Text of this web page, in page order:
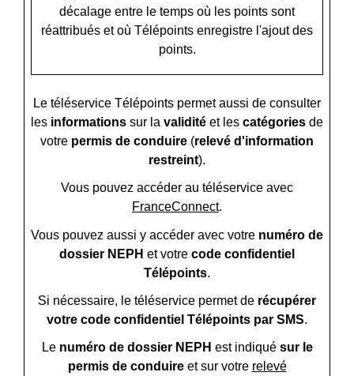
décalage entre le temps où les points sont
réattribués et où Télépoints enregistre l'ajout des
points.
Le téléservice Télépoints permet aussi de consulter
les informations sur la validité et les catégories de
votre permis de conduire (relevé d'information
restreint).
Vous pouvez accéder au téléservice avec
FranceConnect.
Vous pouvez aussi y accéder avec votre numéro de
dossier NEPH et votre code confidentiel
Télépoints.
Si nécessaire, le téléservice permet de récupérer
votre code confidentiel Télépoints par SMS.
Le numéro de dossier NEPH est indiqué sur le
permis de conduireet sur votre relevé